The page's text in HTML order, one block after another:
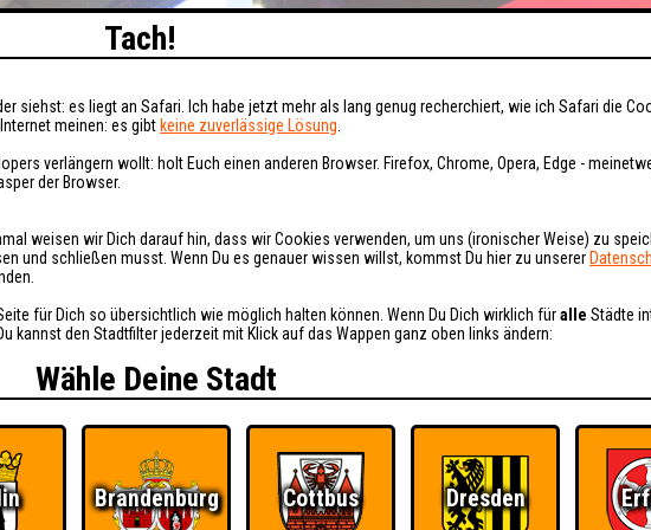
Tach!
siehst: es liegt an Safari. Ich habe jetzt mehr als lang genug recherchiert, wie ich Safari die
meinen: es gibt keine zuverlässige Lösung
verlängern wollt: holt Euch einen anderen Browser. Firefox, Chrome, Opera, Edge -
der Browser.
weisen wir Dich darauf hin, dass wir Cookies verwenden, um uns (ironischer Weise) zu
und schließen musst. Wenn Du es genauer wissen willst, kommst Du hier zu unserer
für Dich so übersichtlich wie möglich halten können. Wenn Du Dich wirklich füralle Städte
kannst den Stadtfilter jederzeit mit Klick auf das Wappen ganz oben links ändern:
Wähle Deine Stadt
Brandenburg Cottbus Dresden